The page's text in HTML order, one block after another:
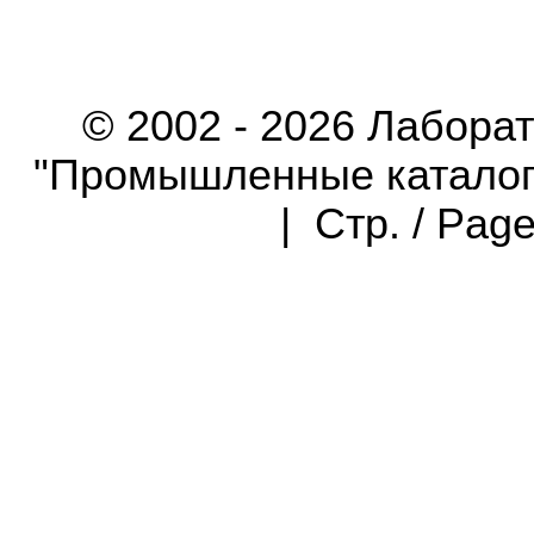
© 2002 - 2026
"Промышленные
| Стр. /